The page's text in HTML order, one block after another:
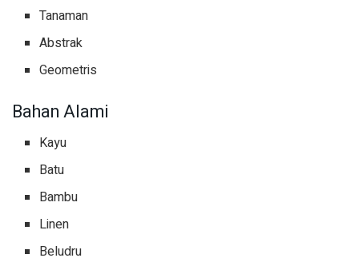
Tanaman
Abstrak
Geometris
Bahan Alami
Kayu
Batu
Bambu
Linen
Beludru